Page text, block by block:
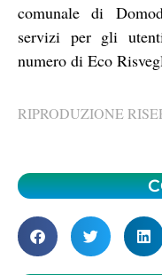
comunale di
servizi per gli
numero di Eco
RIPRODUZIONE